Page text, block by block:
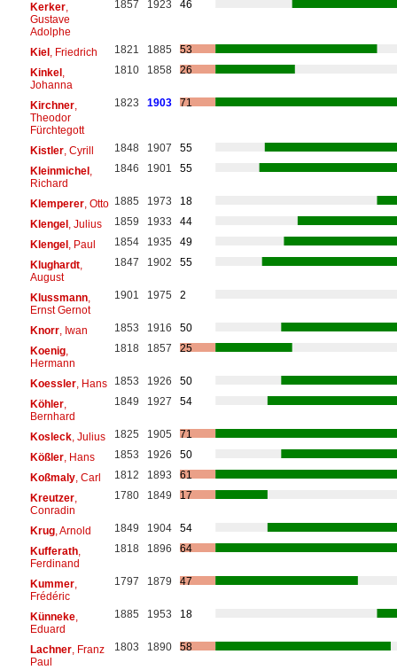
Kerker,
Gustave
Adolphe
1857 1923 46
Kiel, Friedrich 1821 1885
53
Kinkel,
Johanna
1810 1858 26
Kirchner,
Theodor
Fürchtegott
1823 1903 71
Kistler, Cyrill 1848 1907
55
Kleinmichel,
Richard
1846 1901 55
Klemperer, Otto 1885 1973
18
Klengel, Julius 1859 1933
44
Klengel, Paul 1854 1935
49
Klughardt,
August
1847 1902 55
Klussmann,
Ernst Gernot
1901 1975 2
Knorr, Iwan 1853 1916
50
Koenig,
Hermann
1818 1857 25
Koessler, Hans 1853 1926
50
Köhler,
Bernhard
1849 1927 54
Kosleck, Julius 1825 1905
71
Kößler, Hans 1853 1926
50
Koßmaly, Carl 1812 1893
61
Kreutzer,
Conradin
1780 1849 17
Krug, Arnold 1849 1904
54
Kufferath,
Ferdinand
1818 1896 64
Kummer,
Frédéric
1797 1879 47
Künneke,
Eduard
1885 1953 18
Lachner, Franz
Paul
1803 1890 58